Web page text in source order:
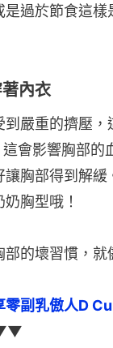
過於節食這
內衣
嚴重的擠壓
會影響胸部的
胸部得到解
胸型哦！
的壞習慣，就
零副乳傲人D